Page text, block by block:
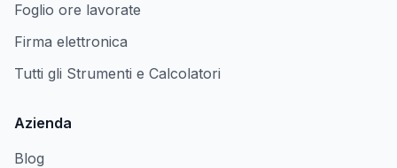
Foglio ore lavorate
Firma elettronica
Tutti gli Strumenti e Calcolatori
Azienda
Blog